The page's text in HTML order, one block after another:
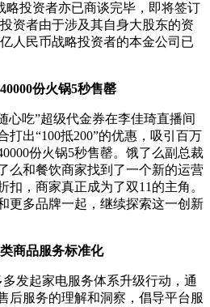
略投资者亦已商谈完毕，即将签订
资者由于涉及其自身大股东的资
人民币战略投资者的本金公司已
份火锅5秒售罄
吃”超级代金券在李佳琦直播间
打出“100抵200”的优惠，吸引百万
份火锅5秒售罄。饿了么副总裁
么和餐饮商家找到了一个新的运营
扣，商家真正成为了双11的主角。
更多品牌一起，继续探索这一创新
商品服务标准化
发起家电服务体系升级行动，通
后服务的理解和洞察，倡导平台服